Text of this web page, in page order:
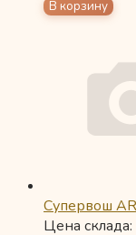
Супервош
Цена склада: